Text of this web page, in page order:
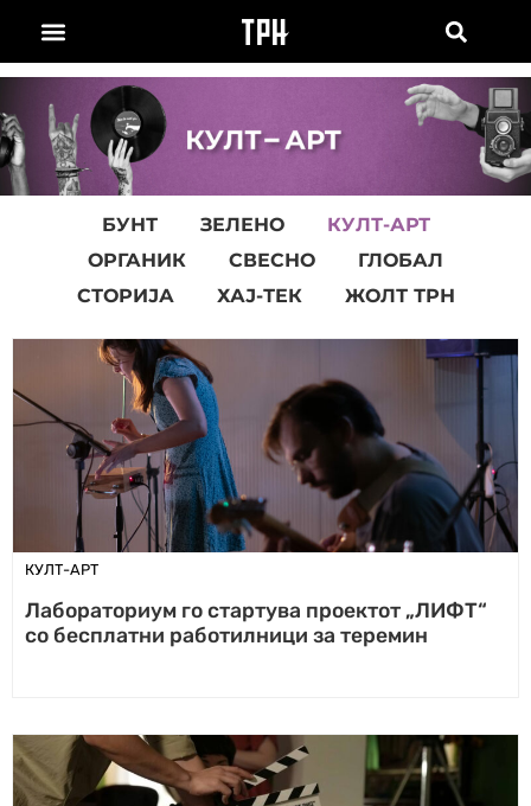
БУНТ ЗЕЛЕНО
КУЛТ-АРТ
ОРГАНИК
СВЕСНО
ГЛОБАЛ
СТОРИЈА
ХАЈ-ТЕК ЖОЛТ ТРН
КУЛТ-АРТ
Лабораториум го стартува проектот „ЛИФТ“
со бесплатни работилници за теремин